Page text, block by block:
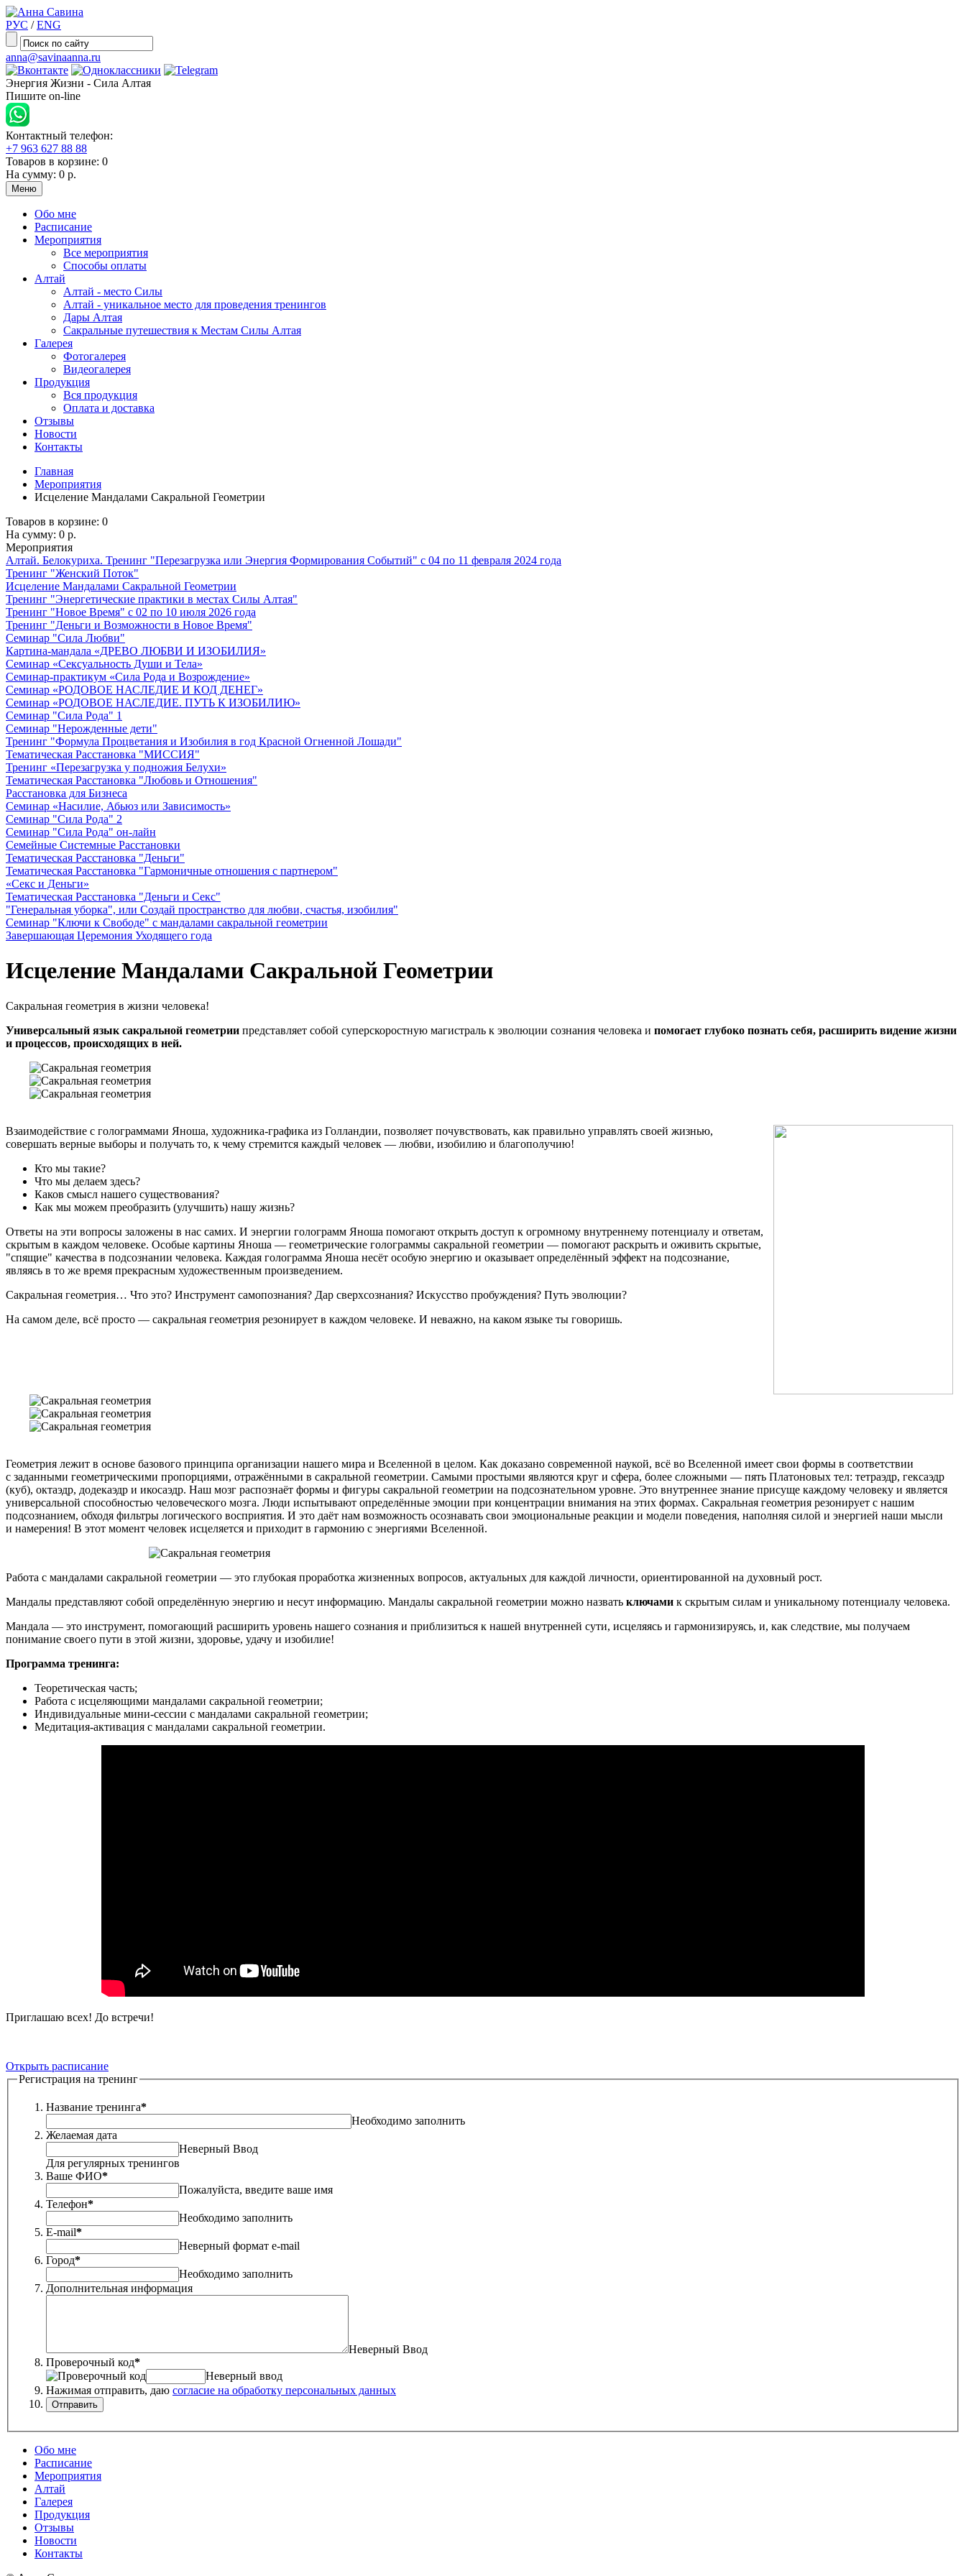
РУС /ENG
anna@savinaanna.ru
Энергия Жизни - Сила Алтая
Пишите on-line
Контактный телефон:
+7 963 627 88 88
Товаров в корзине: 0
На сумму: 0 р.
Меню
Обо мне
Расписание
Мероприятия
Все мероприятия
Способы оплаты
Алтай
Алтай - место Силы
Алтай - уникальное место для проведения тренингов
Дары Алтая
Сакральные путешествия к Местам Силы Алтая
Галерея
Фотогалерея
Видеогалерея
Продукция
Вся продукция
Оплата и доставка
Отзывы
Новости
Контакты
Главная
Мероприятия
Исцеление Мандалами Сакральной Геометрии
Товаров в корзине: 0
На сумму: 0 р.
Мероприятия
Алтай. Белокуриха. Тренинг "Перезагрузка или Энергия Формирования Событий" с 04 по 11 февраля 2024 года
Тренинг "Женский Поток"
Исцеление Мандалами Сакральной Геометрии
Тренинг "Энергетические практики в местах Силы Алтая"
Тренинг "Новое Время" с 02 по 10 июля 2026 года
Тренинг "Деньги и Возможности в Новое Время"
Семинар "Сила Любви"
Картина-мандала «ДРЕВО ЛЮБВИ И ИЗОБИЛИЯ»
Семинар «Сексуальность Души и Тела»
Семинар-практикум «Сила Рода и Возрождение»
Семинар «РОДОВОЕ НАСЛЕДИЕ И КОД ДЕНЕГ»
Семинар «РОДОВОЕ НАСЛЕДИЕ. ПУТЬ К ИЗОБИЛИЮ»
Семинар "Сила Рода" 1
Семинар "Нерожденные дети"
Тренинг "Формула Процветания и Изобилия в год Красной Огненной Лошади"
Тематическая Расстановка "МИССИЯ"
Тренинг «Перезагрузка у подножия Белухи»
Тематическая Расстановка "Любовь и Отношения"
Расстановка для Бизнеса
Семинар «Насилие, Абьюз или Зависимость»
Семинар "Сила Рода" 2
Семинар "Сила Рода" он-лайн
Семейные Системные Расстановки
Тематическая Расстановка "Деньги"
Тематическая Расстановка "Гармоничные отношения с партнером"
«Секс и Деньги»
Тематическая Расстановка "Деньги и Секс"
"Генеральная уборка", или Создай пространство для любви, счастья, изобилия"
Семинар "Ключи к Свободе" с мандалами сакральной геометрии
Завершающая Церемония Уходящего года
Исцеление Мандалами Сакральной Геометрии
Сакральная геометрия в жизни человека!
Универсальный язык сакральной геометрии представляет собой суперскоростную магистраль к эволюции сознания человека и помогает глубоко познать себя, расширить видение жизни
и процессов, происходящих в ней.
Взаимодействие с голограммами Яноша, художника-графика из Голландии, позволяет почувствовать, как правильно управлять своей жизнью,
совершать верные выборы и получать то, к чему стремится каждый человек — любви, изобилию и благополучию!
Кто мы такие?
Что мы делаем здесь?
Каков смысл нашего существования?
Как мы можем преобразить (улучшить) нашу жизнь?
Ответы на эти вопросы заложены в нас самих. И энергии голограмм Яноша помогают открыть доступ к огромному внутреннему потенциалу и ответам,
скрытым в каждом человеке. Особые картины Яноша — геометрические голограммы сакральной геометрии — помогают раскрыть и оживить скрытые,
"спящие" качества в подсознании человека. Каждая голограмма Яноша несёт особую энергию и оказывает определённый эффект на подсознание,
являясь в то же время прекрасным художественным произведением.
Сакральная геометрия… Что это? Инструмент самопознания? Дар сверхсознания? Искусство пробуждения? Путь эволюции?
На самом деле, всё просто — сакральная геометрия резонирует в каждом человеке. И неважно, на каком языке ты говоришь.
Геометрия лежит в основе базового принципа организации нашего мира и Вселенной в целом. Как доказано современной наукой, всё во Вселенной имеет свои формы в соответствии
с заданными геометрическими пропорциями, отражёнными в сакральной геометрии. Самыми простыми являются круг и сфера, более сложными — пять Платоновых тел: тетраэдр, гексаэдр
(куб), октаэдр, додекаэдр и икосаэдр. Наш мозг распознаёт формы и фигуры сакральной геометрии на подсознательном уровне. Это внутреннее знание присуще каждому человеку и является
универсальной способностью человеческого мозга. Люди испытывают определённые эмоции при концентрации внимания на этих формах. Сакральная геометрия резонирует с нашим
подсознанием, обходя фильтры логического восприятия. И это даёт нам возможность осознавать свои эмоциональные реакции и модели поведения, наполняя силой и энергией наши мысли
и намерения! В этот момент человек исцеляется и приходит в гармонию с энергиями Вселенной.
Работа с мандалами сакральной геометрии — это глубокая проработка жизненных вопросов, актуальных для каждой личности, ориентированной на духовный рост.
Мандалы представляют собой определённую энергию и несут информацию. Мандалы сакральной геометрии можно назвать ключами к скрытым силам и уникальному потенциалу человека.
Мандала — это инструмент, помогающий расширить уровень нашего сознания и приблизиться к нашей внутренней сути, исцеляясь и гармонизируясь, и, как следствие, мы получаем
понимание своего пути в этой жизни, здоровье, удачу и изобилие!
Программа тренинга:
Теоретическая часть;
Работа с исцеляющими мандалами сакральной геометрии;
Индивидуальные мини-сессии с мандалами сакральной геометрии;
Медитация-активация с мандалами сакральной геометрии.
Приглашаю всех! До встречи!
Открыть расписание
Регистрация на тренинг
Название тренинга*
Необходимо заполнить
Желаемая дата
Неверный Ввод
Для регулярных тренингов
Ваше ФИО*
Пожалуйста, введите ваше имя
Телефон*
Необходимо заполнить
E-mail*
Неверный формат e-mail
Город*
Необходимо заполнить
Дополнительная информация
Неверный Ввод
Проверочный код*
Неверный ввод
Нажимая отправить, даю согласие на обработку персональных данных
Обо мне
Расписание
Мероприятия
Алтай
Галерея
Продукция
Отзывы
Новости
Контакты